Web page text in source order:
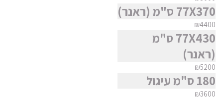
77X370 ס"מ (ראנר)
₪4400
77X430 ס"מ
(ראנר)
₪5200
180 ס"מ עיגול
₪3600